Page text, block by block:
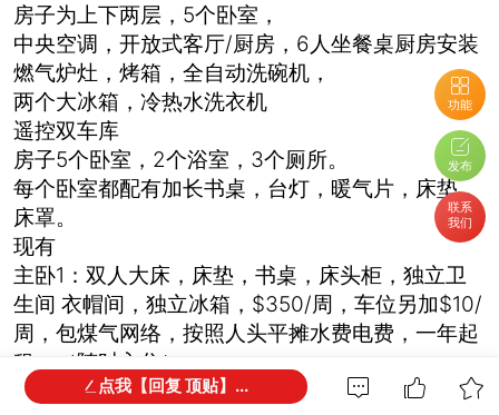
功能
发布
联系
我们
房子为上下两层，5个卧室，
中央空调，开放式客厅/厨房，6人坐餐桌厨房安装
燃气炉灶，烤箱，全自动洗碗机，
两个大冰箱，冷热水洗衣机
遥控双车库
房子5个卧室，2个浴室，3个厕所。
每个卧室都配有加长书桌，台灯，暖气片，床垫，
床罩。
现有
主卧1：双人大床，床垫，书桌，床头柜，独立卫
生间 衣帽间，独立冰箱，$350/周，车位另加$10/
周，包煤气网络，按照人头平摊水费电费，一年起
租。（随时入住）
联系手机：0420 702 607
点我【回复 顶贴】...